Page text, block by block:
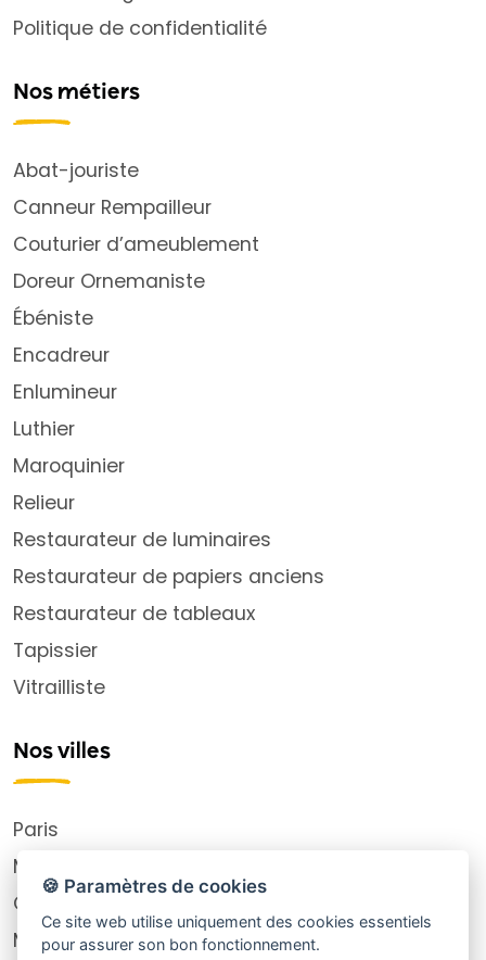
Politique de confidentialité
Nos métiers
Abat-jouriste
Canneur Rempailleur
Couturier d’ameublement
Doreur Ornemaniste
Ébéniste
Encadreur
Enlumineur
Luthier
Maroquinier
Relieur
Restaurateur de luminaires
Restaurateur de papiers anciens
Restaurateur de tableaux
Tapissier
Vitrailliste
Nos villes
Paris
Montpellier
Choisy-le-Roi
Marseille
🍪 Paramètres de cookies
Ce site web utilise uniquement des cookies essentiels
pour assurer son bon fonctionnement.